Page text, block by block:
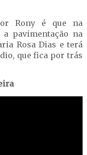
Rony é que na
pavimentação na
Rosa Dias e terá
que fica por trás